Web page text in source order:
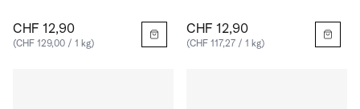
CHF 12,90
(CHF 129,00 / 1 kg)
CHF 12,90
(CHF 117,27 / 1 kg)